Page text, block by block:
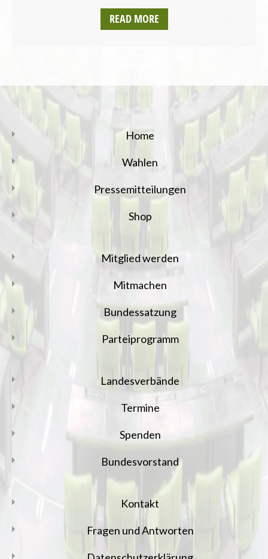
READ MORE
Home
Wahlen
Pressemitteilungen
Shop
Mitglied werden
Mitmachen
Bundessatzung
Parteiprogramm
Landesverbände
Termine
Spenden
Bundesvorstand
Kontakt
Fragen und Antworten